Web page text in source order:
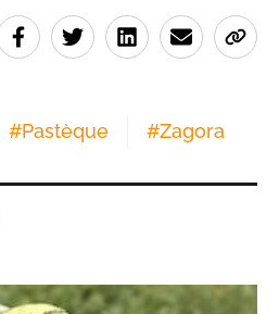
#Pastèque #Zagora